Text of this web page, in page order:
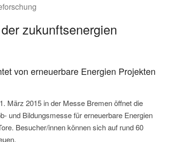
zukunftsenergien
von erneuerbare Energien Projekten
März 2015 in der Messe Bremen öffnet die
und Bildungsmesse für erneuerbare Energien
Besucher/innen können sich auf rund 60